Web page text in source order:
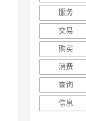
服务
交易
购买
消费
查询
信息